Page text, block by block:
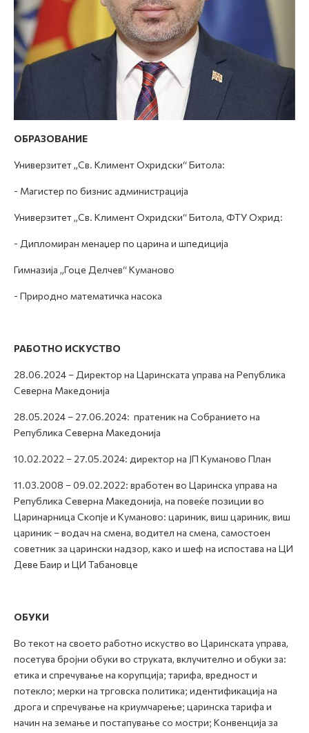
ОБРАЗОВАНИЕ
Универзитет „Св. Климент Охридски“ Битола:
- Магистер по бизнис администрација
Универзитет „Св. Климент Охридски“ Битола, ФТУ Охрид:
- Дипломиран менаџер по царина и шпедиција
Гимназија „Гоце Делчев“ Куманово
- Природно математичка насока
РАБОТНО ИСКУСТВО
28.06.2024 – Директор на Царинската управа на Република
Северна Македонија
28.05.2024 – 27.06.2024: пратеник на Собранието на
Република Северна Македонија
10.02.2022 – 27.05.2024: директор на ЈП Куманово План
11.03.2008 – 09.02.2022: вработен во Царинска управа на
Република Северна Македонија, на повеќе позиции во
Царинарница Скопје и Куманово: цариник, виш цариник, виш
цариник – водач на смена, водител на смена, самостоен
советник за царински надзор, како и шеф на испостава на ЦИ
Деве Баир и ЦИ Табановце
ОБУКИ
Во текот на своето работно искуство во Царинската управа,
посетува бројни обуки во струката, вклучително и обуки за:
етика и спречување на корупција; тарифа, вредност и
потекло; мерки на трговска политика; идентификација на
дрога и спречување на криумчарење; царинска тарифа и
начин на земање и постапување со мостри; Конвенција за